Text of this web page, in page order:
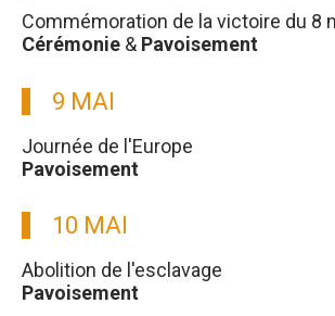
Commémoration de la victoire du 8
Cérémonie & Pavoisement
9 MAI
Journée de l'Europe
Pavoisement
10 MAI
Abolition de l'esclavage
Pavoisement